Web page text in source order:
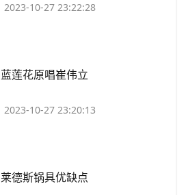
2023-10-27 23:22:28
​蓝莲花原唱崔伟立
2023-10-27 23:20:13
​莱德斯锅具优缺点